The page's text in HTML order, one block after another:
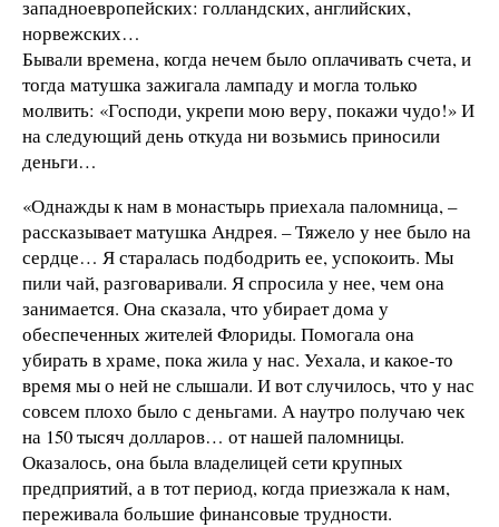
западноевропейских: голландских, английских,
норвежских…
Бывали времена, когда нечем было оплачивать счета, и
тогда матушка зажигала лампаду и могла только
молвить: «Господи, укрепи мою веру, покажи чудо!» И
на следующий день откуда ни возьмись приносили
деньги…
«Однажды к нам в монастырь приехала паломница, –
рассказывает матушка Андрея. – Тяжело у нее было на
сердце… Я старалась подбодрить ее, успокоить. Мы
пили чай, разговаривали. Я спросила у нее, чем она
занимается. Она сказала, что убирает дома у
обеспеченных жителей Флориды. Помогала она
убирать в храме, пока жила у нас. Уехала, и какое-то
время мы о ней не слышали. И вот случилось, что у нас
совсем плохо было с деньгами. А наутро получаю чек
на 150 тысяч долларов… от нашей паломницы.
Оказалось, она была владелицей сети крупных
предприятий, а в тот период, когда приезжала к нам,
переживала большие финансовые трудности.